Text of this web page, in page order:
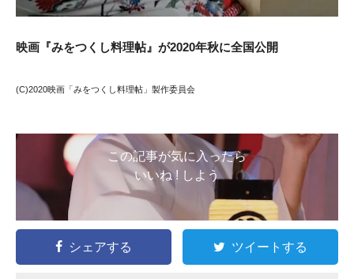
映画『みをつくし料理帖』が2020年秋に全国公開
(C)2020映画「みをつくし料理帖」製作委員会
この記事が気に入ったら
いいね ! しよう
シェアする ツイートする